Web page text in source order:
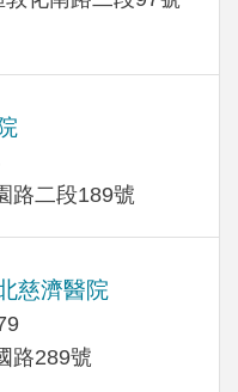
路二段189號
慈濟醫院
路289號